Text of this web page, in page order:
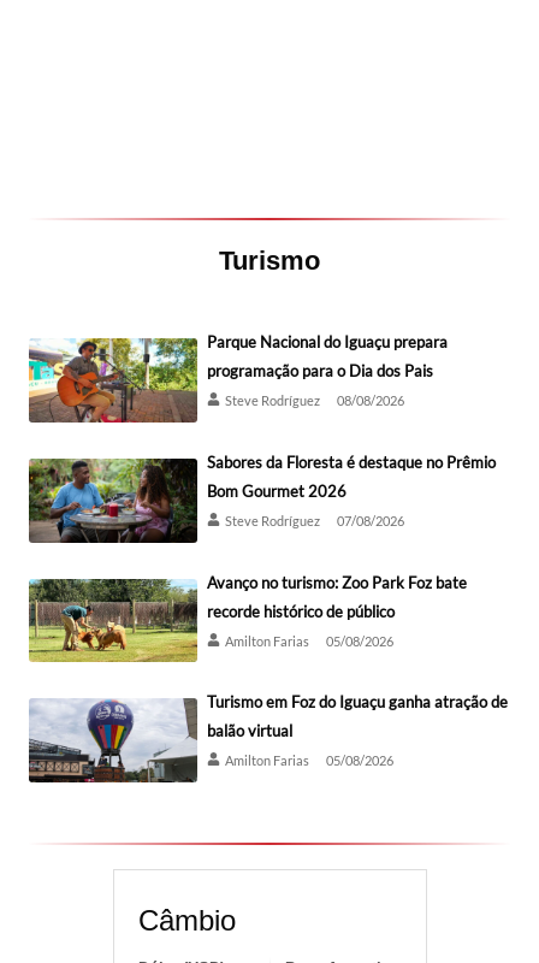
Turismo
Parque Nacional do Iguaçu prepara
programação para o Dia dos Pais
Steve Rodríguez 08/08/2026
Sabores da Floresta é destaque no Prêmio
Bom Gourmet 2026
Steve Rodríguez 07/08/2026
Avanço no turismo: Zoo Park Foz bate
recorde histórico de público
Amilton Farias 05/08/2026
Turismo em Foz do Iguaçu ganha atração de
balão virtual
Amilton Farias 05/08/2026
Câmbio